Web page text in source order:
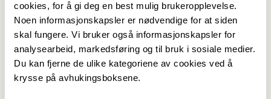
cookies, for å gi deg en best mulig brukeropplevelse.
Noen informasjonskapsler er nødvendige for at siden
skal fungere. Vi bruker også informasjonskapsler for
analysearbeid, markedsføring og til bruk i sosiale medier.
Du kan fjerne de ulike kategoriene av cookies ved å
krysse på avhukingsboksene.
kollisjonssikkerhet i busser
I tillegg til å kartlegge ulykkes- og skaderisikoen i
busser i dag, har TØI sett på forslag til
forbedringer. I rapporten kommer de med en rekke
anbefalinger til innholdet i en egen standard for